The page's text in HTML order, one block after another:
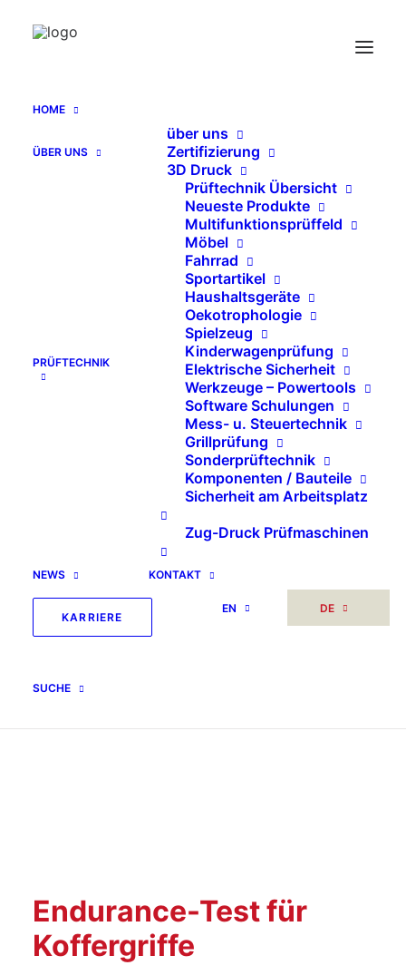
HOME
ÜBER UNS
über uns
Zertifizierung
3D Druck
PRÜFTECHNIK
Prüftechnik Übersicht
Neueste Produkte
Multifunktionsprüffeld
Möbel
Fahrrad
Sportartikel
Haushaltsgeräte
Oekotrophologie
Spielzeug
Kinderwagenprüfung
Elektrische Sicherheit
Werkzeuge – Powertools
Software Schulungen
Mess- u. Steuertechnik
Grillprüfung
Sonderprüftechnik
Komponenten / Bauteile
Sicherheit am Arbeitsplatz
Zug-Druck Prüfmaschinen
NEWS KONTAKT
KARRIERE
EN DE
SUCHE
Endurance-Test für
Koffergriffe